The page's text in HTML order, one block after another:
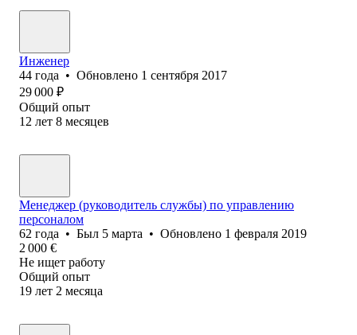
Инженер
44 года • Обновлено 1 сентября 2017
29 000 ₽
Общий опыт
12 лет 8 месяцев
Менеджер (руководитель службы) по управлению
персоналом
62 года • Был 5 марта • Обновлено 1 февраля 2019
2 000 €
Не ищет работу
Общий опыт
19 лет 2 месяца